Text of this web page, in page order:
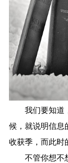
我们要知道
候，就说明信息
收获季，而此时
不管你想不